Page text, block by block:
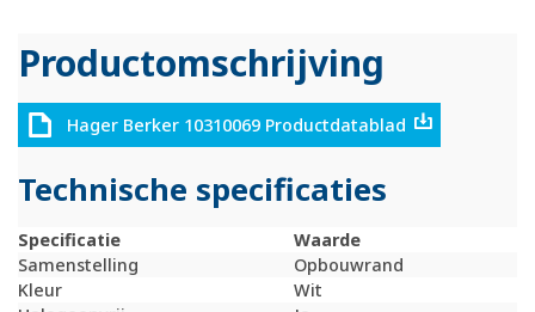
Productomschrijving
Hager Berker 10310069 Productdatablad
Technische specificaties
Specificatie
Waarde
Samenstelling
Opbouwrand
Kleur
Wit